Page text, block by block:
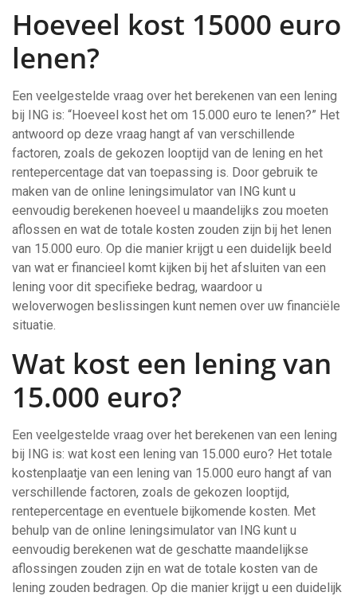
Hoeveel kost 15000 euro
lenen?
Een veelgestelde vraag over het berekenen van een lening
bij ING is: “Hoeveel kost het om 15.000 euro te lenen?” Het
antwoord op deze vraag hangt af van verschillende
factoren, zoals de gekozen looptijd van de lening en het
rentepercentage dat van toepassing is. Door gebruik te
maken van de online leningsimulator van ING kunt u
eenvoudig berekenen hoeveel u maandelijks zou moeten
aflossen en wat de totale kosten zouden zijn bij het lenen
van 15.000 euro. Op die manier krijgt u een duidelijk beeld
van wat er financieel komt kijken bij het afsluiten van een
lening voor dit specifieke bedrag, waardoor u
weloverwogen beslissingen kunt nemen over uw financiële
situatie.
Wat kost een lening van
15.000 euro?
Een veelgestelde vraag over het berekenen van een lening
bij ING is: wat kost een lening van 15.000 euro? Het totale
kostenplaatje van een lening van 15.000 euro hangt af van
verschillende factoren, zoals de gekozen looptijd,
rentepercentage en eventuele bijkomende kosten. Met
behulp van de online leningsimulator van ING kunt u
eenvoudig berekenen wat de geschatte maandelijkse
aflossingen zouden zijn en wat de totale kosten van de
lening zouden bedragen. Op die manier krijgt u een duidelijk